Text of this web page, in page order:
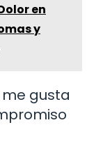
en
y
gusta